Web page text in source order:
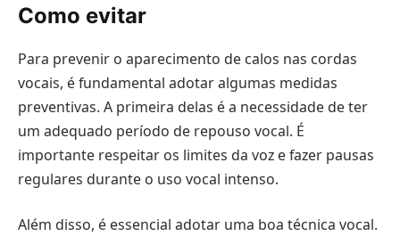
Como evitar
Para prevenir o aparecimento de calos nas cordas
vocais, é fundamental adotar algumas medidas
preventivas. A primeira delas é a necessidade de ter
um adequado período de repouso vocal. É
importante respeitar os limites da voz e fazer pausas
regulares durante o uso vocal intenso.
Além disso, é essencial adotar uma boa técnica vocal.